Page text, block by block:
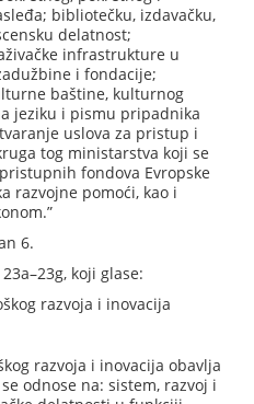
bibliotečku, izdavačku,
delatnost;
infrastrukture u
i fondacije;
baštine, kulturnog
jeziku i pismu pripadnika
uslova za pristup i
tog ministarstva koji se
fondova Evropske
razvojne pomoći, kao i
6.
koji glase:
razvoja i inovacija
razvoja i inovacija obavlja
odnose na: sistem, razvoj i